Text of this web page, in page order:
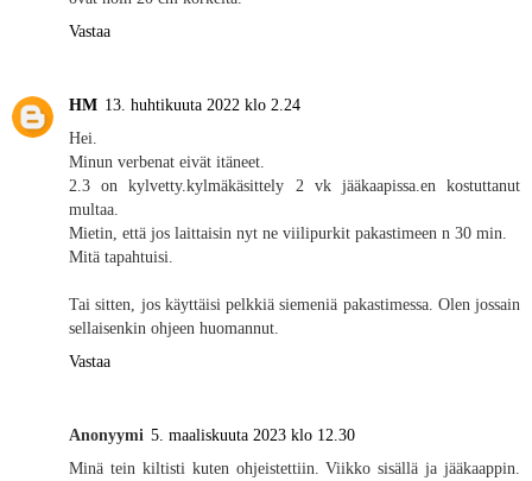
Vastaa
HM 13. huhtikuuta 2022 klo 2.24
Hei.
Minun verbenat eivät itäneet.
2.3 on kylvetty.kylmäkäsittely 2 vk jääkaapissa.en kostuttanut
multaa.
Mietin, että jos laittaisin nyt ne viilipurkit pakastimeen n 30 min.
Mitä tapahtuisi.
Tai sitten, jos käyttäisi pelkkiä siemeniä pakastimessa. Olen jossain
sellaisenkin ohjeen huomannut.
Vastaa
Anonyymi 5. maaliskuuta 2023 klo 12.30
Minä tein kiltisti kuten ohjeistettiin. Viikko sisällä ja jääkaappin.